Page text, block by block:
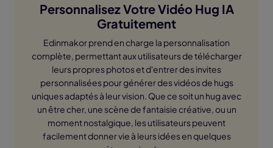
Personnalisez Votre Vidéo Hug IA
Gratuitement
Edinmakor prend en charge la personnalisation
complète, permettant aux utilisateurs de télécharger
leurs propres photos et d'entrer des invites
personnalisées pour générer des vidéos de hugs
uniques adaptés à leur vision. Que ce soit un hug avec
un être cher, une scène de fantaisie créative, ou un
moment nostalgique, les utilisateurs peuvent
facilement donner vie à leurs idées en quelques